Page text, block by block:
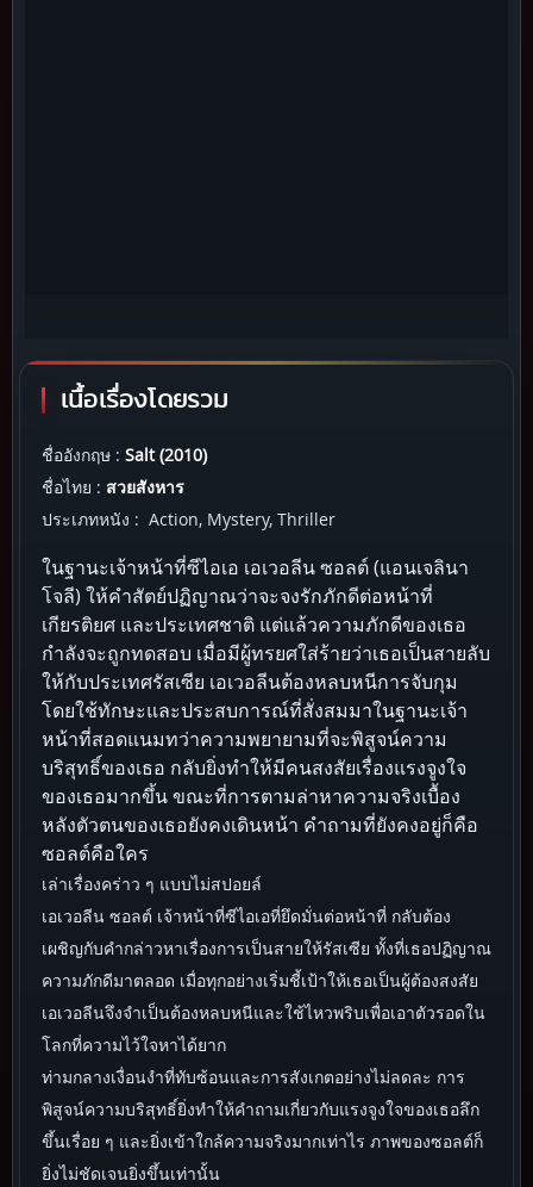
เนื้อเรื่องโดยรวม
ชื่ออังกฤษ : Salt (2010)
ชื่อไทย : สวยสังหาร
ประเภทหนัง : Action, Mystery, Thriller
ในฐานะเจ้าหน้าที่ซีไอเอ เอเวอลีน ซอลต์ (แอนเจลินา
โจลี) ให้คำสัตย์ปฏิญาณว่าจะจงรักภักดีต่อหน้าที่
เกียรติยศ และประเทศชาติ แต่แล้วความภักดีของเธอ
กำลังจะถูกทดสอบ เมื่อมีผู้ทรยศใส่ร้ายว่าเธอเป็นสายลับ
ให้กับประเทศรัสเซีย เอเวอลีนต้องหลบหนีการจับกุม
โดยใช้ทักษะและประสบการณ์ที่สั่งสมมาในฐานะเจ้า
หน้าที่สอดแนมทว่าความพยายามที่จะพิสูจน์ความ
บริสุทธิ์ของเธอ กลับยิ่งทำให้มีคนสงสัยเรื่องแรงจูงใจ
ของเธอมากขึ้น ขณะที่การตามล่าหาความจริงเบื้อง
หลังตัวตนของเธอยังคงเดินหน้า คำถามที่ยังคงอยู่ก็คือ
ซอลต์คือใคร
เล่าเรื่องคร่าว ๆ แบบไม่สปอยล์
เอเวอลีน ซอลต์ เจ้าหน้าที่ซีไอเอที่ยึดมั่นต่อหน้าที่ กลับต้อง
เผชิญกับคำกล่าวหาเรื่องการเป็นสายให้รัสเซีย ทั้งที่เธอปฏิญาณ
ความภักดีมาตลอด เมื่อทุกอย่างเริ่มชี้เป้าให้เธอเป็นผู้ต้องสงสัย
เอเวอลีนจึงจำเป็นต้องหลบหนีและใช้ไหวพริบเพื่อเอาตัวรอดใน
โลกที่ความไว้ใจหาได้ยาก
ท่ามกลางเงื่อนงำที่ทับซ้อนและการสังเกตอย่างไม่ลดละ การ
พิสูจน์ความบริสุทธิ์ยิ่งทำให้คำถามเกี่ยวกับแรงจูงใจของเธอลึก
ขึ้นเรื่อย ๆ และยิ่งเข้าใกล้ความจริงมากเท่าไร ภาพของซอลต์ก็
ยิ่งไม่ชัดเจนยิ่งขึ้นเท่านั้น